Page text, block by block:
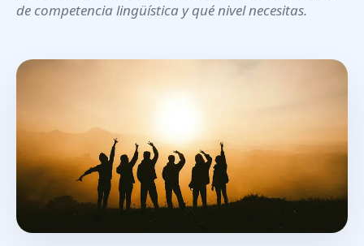
de competencia lingüística y qué nivel necesitas.